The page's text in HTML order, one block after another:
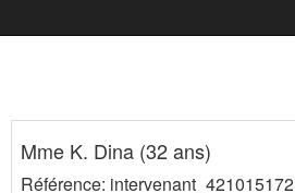
Mme K. Dina (32 ans)
Référence: intervenant_421015172